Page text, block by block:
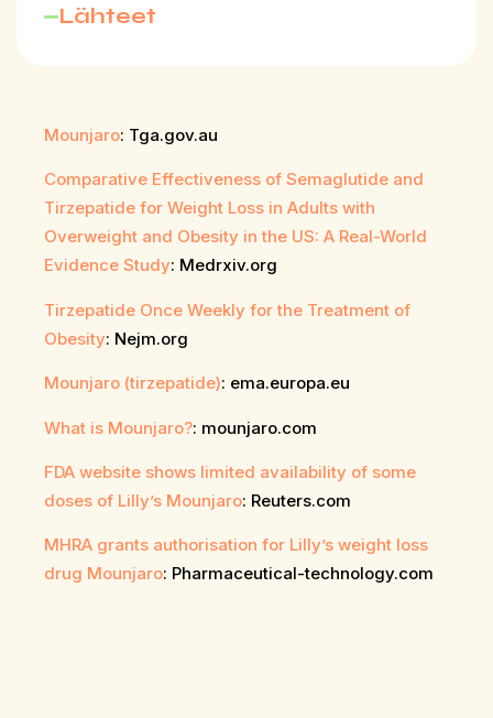
Lähteet
Mounjaro: Tga.gov.au
Comparative Effectiveness of Semaglutide and
Tirzepatide for Weight Loss in Adults with
Overweight and Obesity in the US: A Real-World
Evidence Study: Medrxiv.org
Tirzepatide Once Weekly for the Treatment of
Obesity: Nejm.org
Mounjaro (tirzepatide): ema.europa.eu
What is Mounjaro?: mounjaro.com
FDA website shows limited availability of some
doses of Lilly’s Mounjaro: Reuters.com
MHRA grants authorisation for Lilly’s weight loss
drug Mounjaro: Pharmaceutical-technology.com